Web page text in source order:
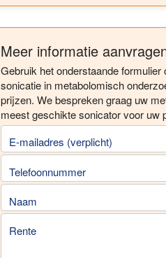
Meer informatie
Gebruik het onderstaande
sonicatie in metabolomisch
prijzen. We bespreken graag uw
meest geschikte sonicator voor uw
E-mailadres (verplicht)
Telefoonnummer
Naam
Rente